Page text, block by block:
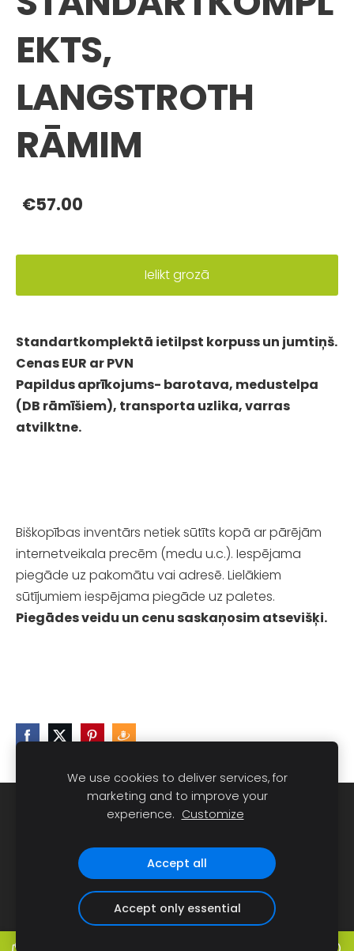
EKTS,
LANGSTROTH
RĀMIM
€57.00
Ielikt grozā
Standartkomplektā ietilpst korpuss un jumtiņš.
Cenas EUR ar PVN
Papildus aprīkojums- barotava, medustelpa
(DB rāmīšiem), transporta uzlika, varras
atvilktne.
Biškopības inventārs netiek sūtīts kopā ar pārējām
internetveikala precēm (medu u.c.). Iespējama
piegāde uz pakomātu vai adresē. Lielākiem
sūtījumiem iespējama piegāde uz paletes.
Piegādes veidu un cenu saskaņosim atsevišķi.
Sīkdatnes
Dravnieks Ainars Millers, e-pasts:
dravnieks@gmail.com, tālrunis 28630031
We use cookies to deliver services, for
marketing and to improve your
experience. Customize
Accept all
Accept only essential